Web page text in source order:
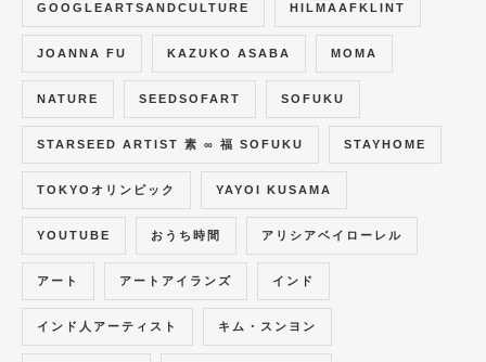
GOOGLEARTSANDCULTURE HILMAAFKLINT
JOANNA FU KAZUKO ASABA MOMA
NATURE SEEDSOFART SOFUKU
STARSEED ARTIST 素 ∞ 福 SOFUKU STAYHOME
TOKYOオリンピック YAYOI KUSAMA
YOUTUBE おうち時間 アリシアベイローレル
アート アートアイランズ インド
インド人アーティスト キム・スンヨン